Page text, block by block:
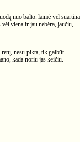
nuo balto. laimė vėl suartina
viena ir jau nebėra, jaučiu,
nesu pikta, tik galbūt
kada noriu jas keičiu.